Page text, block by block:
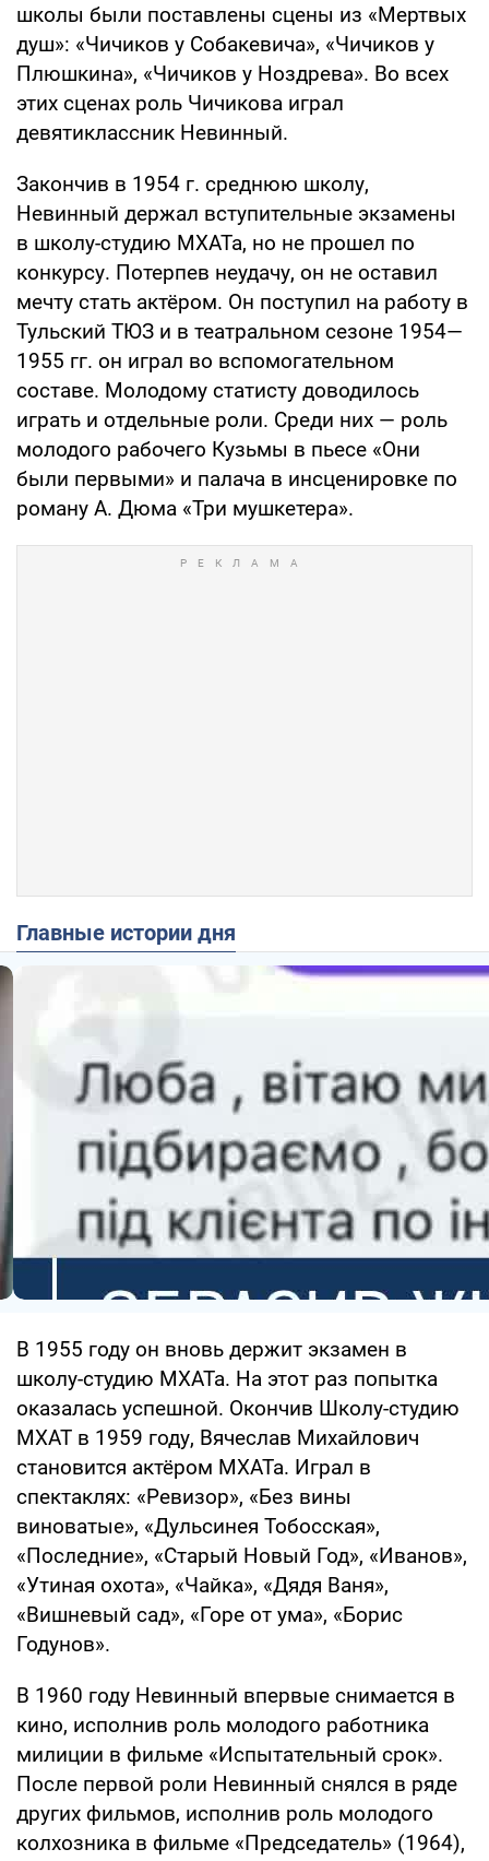
школы были поставлены сцены из «Мертвых
душ»: «Чичиков у Собакевича», «Чичиков у
Плюшкина», «Чичиков у Ноздрева». Во всех
этих сценах роль Чичикова играл
девятиклассник Невинный.
Закончив в 1954 г. среднюю школу,
Невинный держал вступительные экзамены
в школу-студию МХАТа, но не прошел по
конкурсу. Потерпев неудачу, он не оставил
мечту стать актёром. Он поступил на работу в
Тульский ТЮЗ и в театральном сезоне 1954—
1955 гг. он играл во вспомогательном
составе. Молодому статисту доводилось
играть и отдельные роли. Среди них — роль
молодого рабочего Кузьмы в пьесе «Они
были первыми» и палача в инсценировке по
роману А. Дюма «Три мушкетера».
Главные истории дня
В 1955 году он вновь держит экзамен в
школу-студию МХАТа. На этот раз попытка
оказалась успешной. Окончив Школу-студию
МХАТ в 1959 году, Вячеслав Михайлович
становится актёром МХАТа. Играл в
спектаклях: «Ревизор», «Без вины
виноватые», «Дульсинея Тобосская»,
«Последние», «Старый Новый Год», «Иванов»,
«Утиная охота», «Чайка», «Дядя Ваня»,
«Вишневый сад», «Горе от ума», «Борис
Годунов».
В 1960 году Невинный впервые снимается в
кино, исполнив роль молодого работника
милиции в фильме «Испытательный срок».
После первой роли Невинный снялся в ряде
других фильмов, исполнив роль молодого
колхозника в фильме «Председатель» (1964),